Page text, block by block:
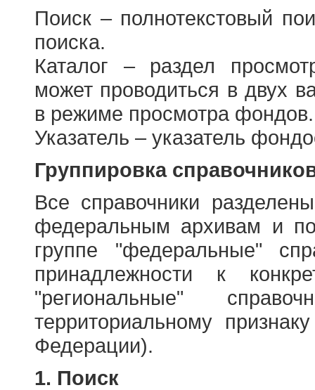
Поиск – полнотекстовый
поиска.
Каталог – раздел
может проводиться в двух
в режиме просмотра фондов.
Указатель – указатель
Группировка
Все справочники
федеральным архивам и
группе "федеральные"
принадлежности к
"региональные"
территориальному
Федерации).
1. Поиск